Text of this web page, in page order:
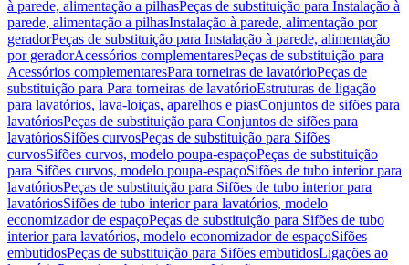
à parede, alimentação a pilhasPeças de substituição para Instalação à
parede, alimentação a pilhasInstalação à parede, alimentação por
geradorPeças de substituição para Instalação à parede, alimentação
por geradorAcessórios complementaresPeças de substituição para
Acessórios complementaresPara torneiras de lavatórioPeças de
substituição para Para torneiras de lavatórioEstruturas de ligação
para lavatórios, lava-loiças, aparelhos e piasConjuntos de sifões para
lavatóriosPeças de substituição para Conjuntos de sifões para
lavatóriosSifões curvosPeças de substituição para Sifões
curvosSifões curvos, modelo poupa-espaçoPeças de substituição
para Sifões curvos, modelo poupa-espaçoSifões de tubo interior para
lavatóriosPeças de substituição para Sifões de tubo interior para
lavatóriosSifões de tubo interior para lavatórios, modelo
economizador de espaçoPeças de substituição para Sifões de tubo
interior para lavatórios, modelo economizador de espaçoSifões
embutidosPeças de substituição para Sifões embutidosLigações ao